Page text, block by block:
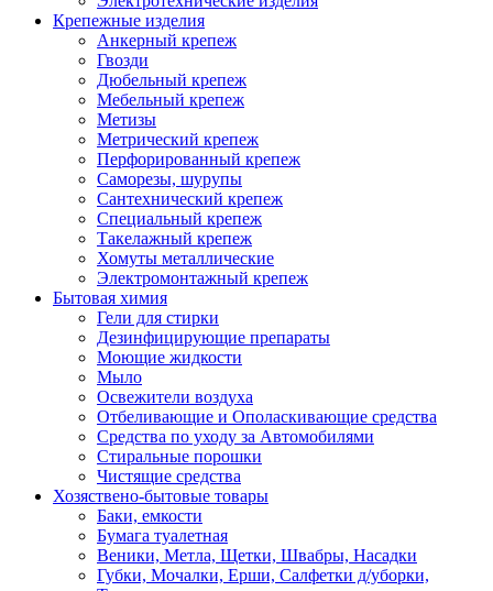
Крепежные изделия
Анкерный крепеж
Гвозди
Дюбельный крепеж
Мебельный крепеж
Метизы
Метрический крепеж
Перфорированный крепеж
Саморезы, шурупы
Сантехнический крепеж
Специальный крепеж
Такелажный крепеж
Хомуты металлические
Электромонтажный крепеж
Бытовая химия
Гели для стирки
Дезинфицирующие препараты
Моющие жидкости
Мыло
Освежители воздуха
Отбеливающие и Ополаскивающие средства
Средства по уходу за Автомобилями
Стиральные порошки
Чистящие средства
Хозяствено-бытовые товары
Баки, емкости
Бумага туалетная
Веники, Метла, Щетки, Швабры, Насадки
Губки, Мочалки, Ерши, Салфетки д/уборки,